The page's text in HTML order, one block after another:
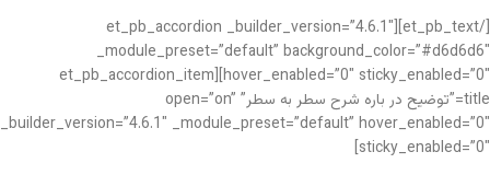
[/et_pb_text][et_pb_accordion _builder_version=”4.6.1″
_module_preset=”default” background_color=”#d6d6d6″
hover_enabled=”0″ sticky_enabled=”0″][et_pb_accordion_item
title=”توضیح در باره شرح سطر به سطر” open=”on”
_builder_version=”4.6.1″ _module_preset=”default” hover_enabled=”0″
sticky_enabled=”0″]